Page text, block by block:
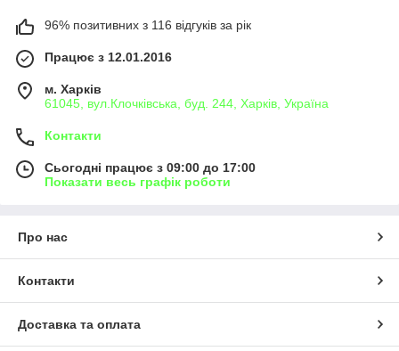
96% позитивних з 116 відгуків за рік
Працює з 12.01.2016
м. Харків
61045, вул.Клочківська, буд. 244, Харків, Україна
Контакти
Сьогодні працює з 09:00 до 17:00
Показати весь графік роботи
Про нас
Контакти
Доставка та оплата